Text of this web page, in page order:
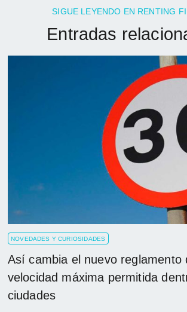
SIGUE LEYENDO EN RENTING
Entradas
NOVEDADES Y CURIOSIDADES
Así cambia el nuevo reglamento
velocidad máxima permitida
ciudades